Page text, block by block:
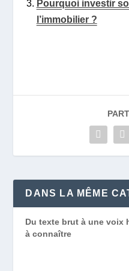
Pourquoi investir
l’immobilier ?
DANS LA MÊME
Du texte brut à une voix
à connaître